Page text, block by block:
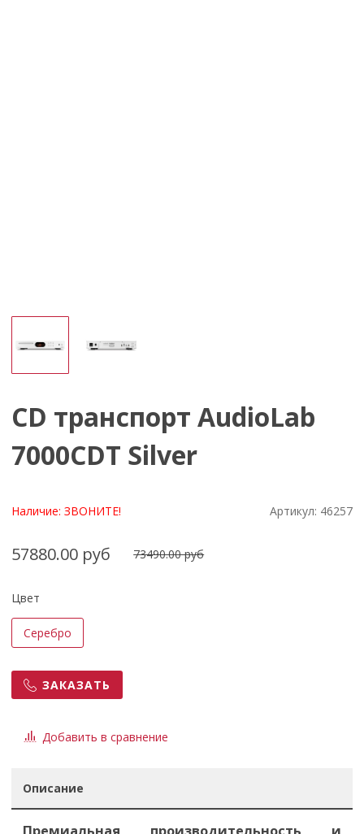
CD транспорт AudioLab
7000CDT Silver
Наличие:ЗВОНИТЕ! Артикул: 46257
57880.00 руб 73490.00 руб
Цвет
Серебро
ЗАКАЗАТЬ
Добавить в сравнение
Описание